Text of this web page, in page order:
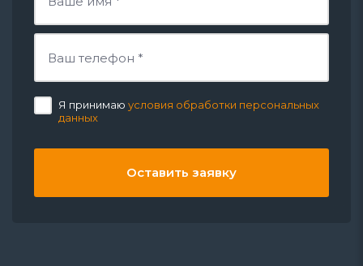
Я принимаю условия обработки персональных
данных
Оставить заявку